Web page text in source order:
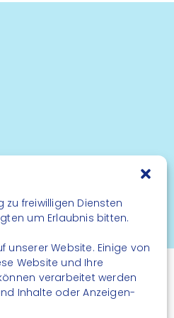
zu freiwilligen Diensten
um Erlaubnis bitten.
Website. Einige von
Website und Ihre
verarbeitet werden
Inhalte oder Anzeigen-